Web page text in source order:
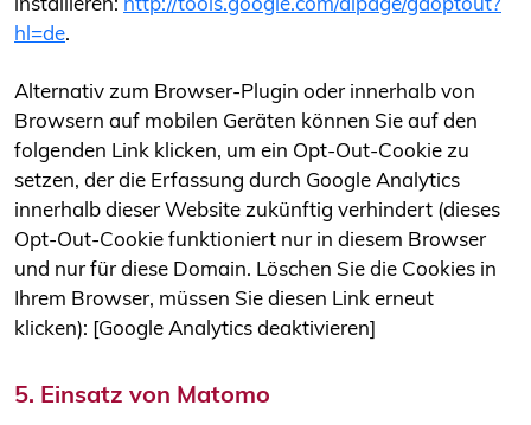
hl=de.
Alternativ zum Browser-Plugin oder innerhalb von
Browsern auf mobilen Geräten können Sie auf den
folgenden Link klicken, um ein Opt-Out-Cookie zu
setzen, der die Erfassung durch Google Analytics
innerhalb dieser Website zukünftig verhindert (dieses
Opt-Out-Cookie funktioniert nur in diesem Browser
und nur für diese Domain. Löschen Sie die Cookies in
Ihrem Browser, müssen Sie diesen Link erneut
klicken): [Google Analytics deaktivieren]
5. Einsatz von Matomo